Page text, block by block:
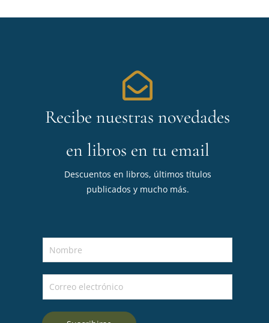
Recibe nuestras novedades
en libros en tu email
Descuentos en libros, últimos títulos
publicados y mucho más.
o
m
e
o